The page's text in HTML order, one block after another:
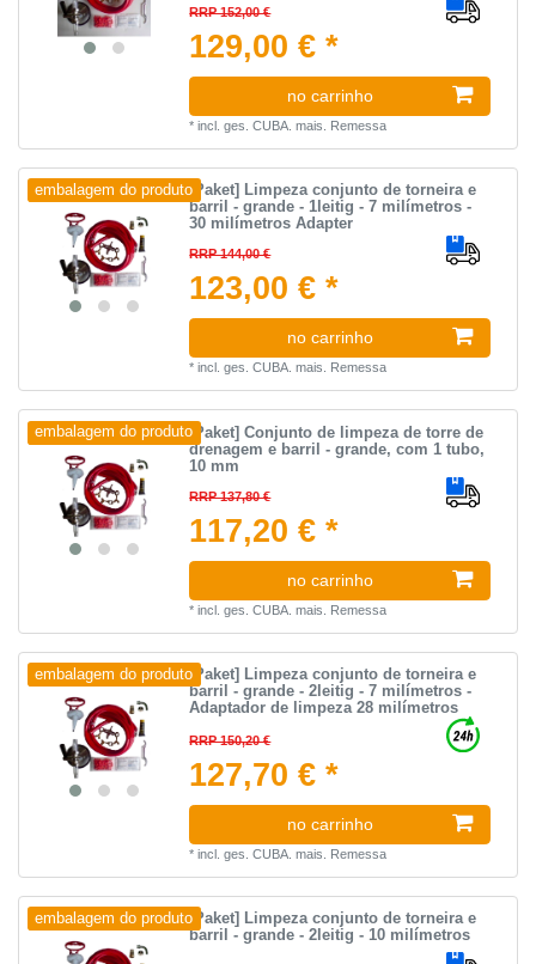
RRP 152,00 €
129,00 € *
no carrinho
*incl. ges. CUBA. mais. Remessa
embalagem do produto[Paket] Limpeza conjunto de torneira e
barril - grande - 1leitig - 7 milímetros -
30 milímetros Adapter
RRP 144,00 €
123,00 € *
no carrinho
*incl. ges. CUBA. mais. Remessa
embalagem do produto[Paket] Conjunto de limpeza de torre de
drenagem e barril - grande, com 1 tubo,
10 mm
RRP 137,80 €
117,20 € *
no carrinho
*incl. ges. CUBA. mais. Remessa
embalagem do produto[Paket] Limpeza conjunto de torneira e
barril - grande - 2leitig - 7 milímetros -
Adaptador de limpeza 28 milímetros
RRP 150,20 €
127,70 € *
no carrinho
*incl. ges. CUBA. mais. Remessa
embalagem do produto[Paket] Limpeza conjunto de torneira e
barril - grande - 2leitig - 10 milímetros